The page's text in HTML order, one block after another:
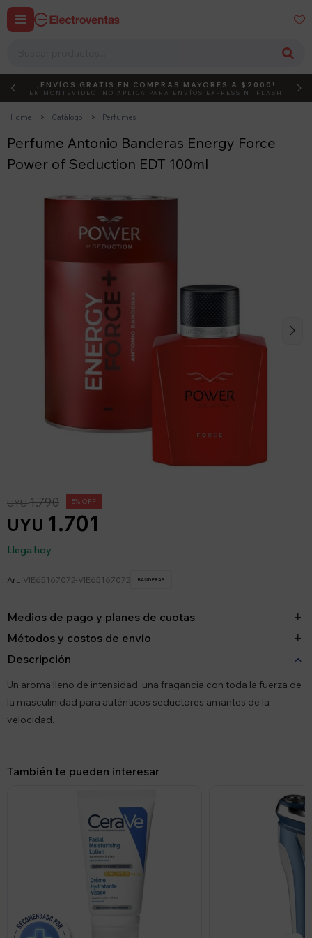
 
DEBUT ACTIVÁ EL CÓDIGO
¡ENVÍOS GRATIS EN COMPRAS MAYORES A $2000!
EN MONTEVIDEO, NO APLICA PARA ENVÍOS EXPRESS NI FLASH
Home Catálogo Perfumes
Perfume Antonio Banderas Energy Force
Power of Seduction EDT 100ml
UYU 1.701
UYU1.790 5
Llega hoy
VIE65167072-VIE65167072
Medios de pago y planes de cuotas
Métodos y costos de envío
Descripción
Un aroma lleno de intensidad, una fragancia con toda la fuerza de
la masculinidad para auténticos seductores amantes de la
velocidad.
También te pueden interesar